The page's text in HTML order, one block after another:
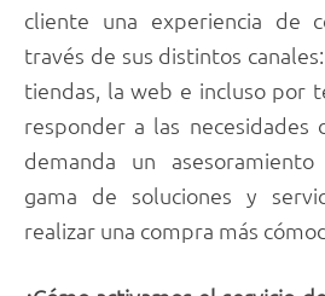
cliente una experiencia de
través de sus distintos
tiendas, la web e incluso por
responder a las necesidades
demanda un
gama de soluciones y
realizar una compra más